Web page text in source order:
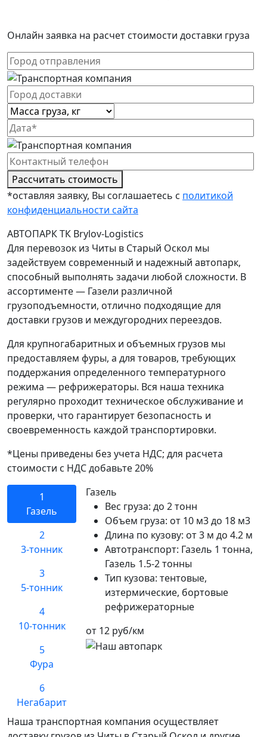
Онлайн заявка на расчет стоимости доставки груза
Рассчитать стоимость
*оставляя заявку, Вы соглашаетесь с политикой
конфиденциальности сайта
АВТОПАРК ТК Brylov-Logistics
Для перевозок из Читы в Старый Оскол мы
задействуем современный и надежный автопарк,
способный выполнять задачи любой сложности. В
ассортименте — Газели различной
грузоподъемности, отлично подходящие для
доставки грузов и междугородних переездов.
Для крупногабаритных и объемных грузов мы
предоставляем фуры, а для товаров, требующих
поддержания определенного температурного
режима — рефрижераторы. Вся наша техника
регулярно проходит техническое обслуживание и
проверки, что гарантирует безопасность и
своевременность каждой транспортировки.
*Цены приведены без учета НДС; для расчета
стоимости с НДС добавьте 20%
1
Газель
2
3-тонник
3
5-тонник
4
10-тонник
5
Фура
6
Негабарит
Газель
Вес груза: до 2 тонн
Объем груза: от 10 м3 до 18 м3
Длина по кузову: от 3 м до 4.2 м
Автотранспорт: Газель 1 тонна,
Газель 1.5-2 тонны
Тип кузова: тентовые,
изтермические, бортовые
рефрижераторные
от 12 руб/км
Наша транспортная компания осуществляет